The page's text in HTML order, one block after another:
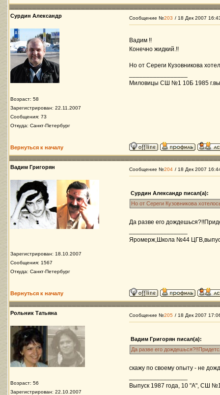
Сурдин Александр
Возраст: 58
Зарегистрирован: 22.11.2007
Сообщения: 73
Откуда: Санкт-Петербург
Сообщение №203 / 18 Дек 2007
Вадим !!
Конечно жидкий.!!
Но от Сереги Кузовникова
Миловицы СШ №1 10Б 1985
Вернуться к началу
Вадим Григорян
Зарегистрирован: 18.10.2007
Сообщения: 1567
Откуда: Санкт-Петербург
Сообщение №204 / 18 Дек 2007
Сурдин Александр писал(а):
Но от Сереги Кузовникова
Да разве его
Яромерж,Школа №44
Вернуться к началу
Рольник Татьяна
Возраст: 56
Зарегистрирован: 22.10.2007
Сообщение №205 / 18 Дек 2007
Вадим Григорян писал(а):
Да разве его
скажу по своему опыту - не
Выпуск 1987 года, 10 "А", СШ